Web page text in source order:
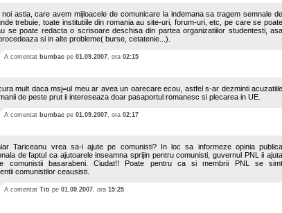
astia, care avem mijloacele de comunicare la indemana sa tragem semnale de
trebuie, toate institutiile din romania au site-uri, forum-uri, etc, pe care se poate
se poate redacta o scrisoare deschisa din partea organizatiilor studentesti, asa
si in alte probleme( burse, cetatenie...).
A comentat bumbac pe 01.09.2007, ora 02:15
mult daca msj=ul meu ar avea un oarecare ecou, astfel s-ar dezminti acuzatiile
de peste prut ii intereseaza doar pasaportul romanesc si plecarea in UE.
A comentat bumbac pe 01.09.2007, ora 02:17
Tariceanu vrea sa-i ajute pe comunisti? In loc sa informeze opinia
de faptul ca ajutoarele inseamna sprijin pentru comunisti, guvernul PNL ii ajuta
comunistii basarabeni. Ciudat!! Poate pentru ca si membrii PNL se simt
comunistilor ceausisti.
A comentat Titi pe 01.09.2007, ora 15:25